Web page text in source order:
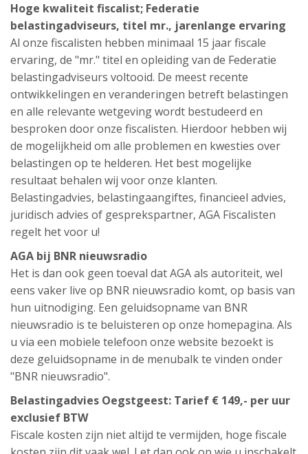
Hoge kwaliteit fiscalist; Federatie
belastingadviseurs, titel mr., jarenlange ervaring
Al onze fiscalisten hebben minimaal 15 jaar fiscale
ervaring, de "mr." titel en opleiding van de Federatie
belastingadviseurs voltooid. De meest recente
ontwikkelingen en veranderingen betreft belastingen
en alle relevante wetgeving wordt bestudeerd en
besproken door onze fiscalisten. Hierdoor hebben wij
de mogelijkheid om alle problemen en kwesties over
belastingen op te helderen. Het best mogelijke
resultaat behalen wij voor onze klanten.
Belastingadvies, belastingaangiftes, financieel advies,
juridisch advies of gesprekspartner, AGA Fiscalisten
regelt het voor u!
AGA bij BNR nieuwsradio
Het is dan ook geen toeval dat AGA als autoriteit, wel
eens vaker live op BNR nieuwsradio komt, op basis van
hun uitnodiging. Een geluidsopname van BNR
nieuwsradio is te beluisteren op onze homepagina. Als
u via een mobiele telefoon onze website bezoekt is
deze geluidsopname in de menubalk te vinden onder
"BNR nieuwsradio".
Belastingadvies Oegstgeest: Tarief € 149,- per uur
exclusief BTW
Fiscale kosten zijn niet altijd te vermijden, hoge fiscale